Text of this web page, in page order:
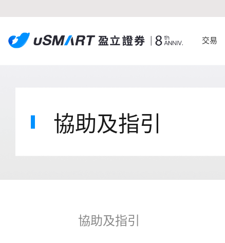
交易
協助及指引
協助及指引